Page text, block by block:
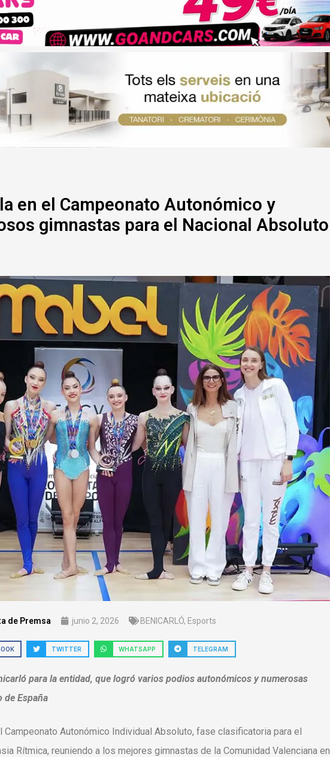
en el Campeonato Autonómico y
gimnastas para el Nacional Absoluto
de Premsa junio 2, 2026 BENICARLÓ, Esports
TWITTER WHATSAPP TELEGRAM
para la entidad, que logró varios podios autonómicos y numerosas
de España
Campeonato Autonómico Individual Absoluto, fase clasificatoria para el
Rítmica, reuniendo a los mejores gimnastas de la Comunidad Valenciana en